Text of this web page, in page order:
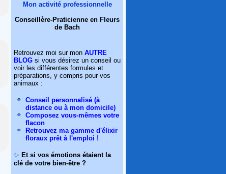
Mon activité professionnelle
Conseillère-Praticienne en Fleurs
de Bach
Retrouvez moi sur mon AUTRE
BLOG si vous désirez un conseil ou
voir les différentes formules et
préparations, y compris pour vos
animaux :
Conseil personnalisé (à
distance ou à mon domicile)
Composez vous-mêmes votre
flacon
Retrouvez ma gamme d'élixir
floraux prêt à l'emploi !
✨ Et si vos émotions étaient la
clé de votre bien-être ?